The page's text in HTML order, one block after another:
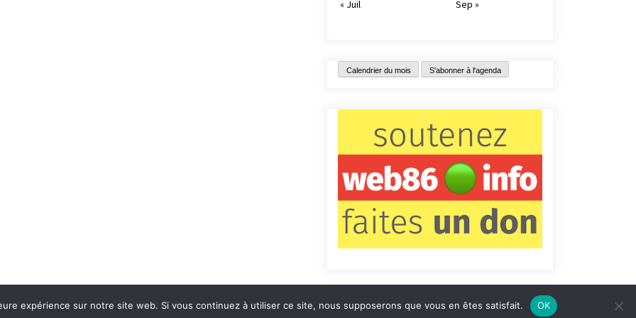
« Juil
Sep »
Calendrier du mois S'abonner à l'agenda
Contact Qui sommes-nous ? Informations légales
expérience sur notre site web. Si vous continuez à utiliser ce site, nous supposerons que vous en êtes satisfait. OK